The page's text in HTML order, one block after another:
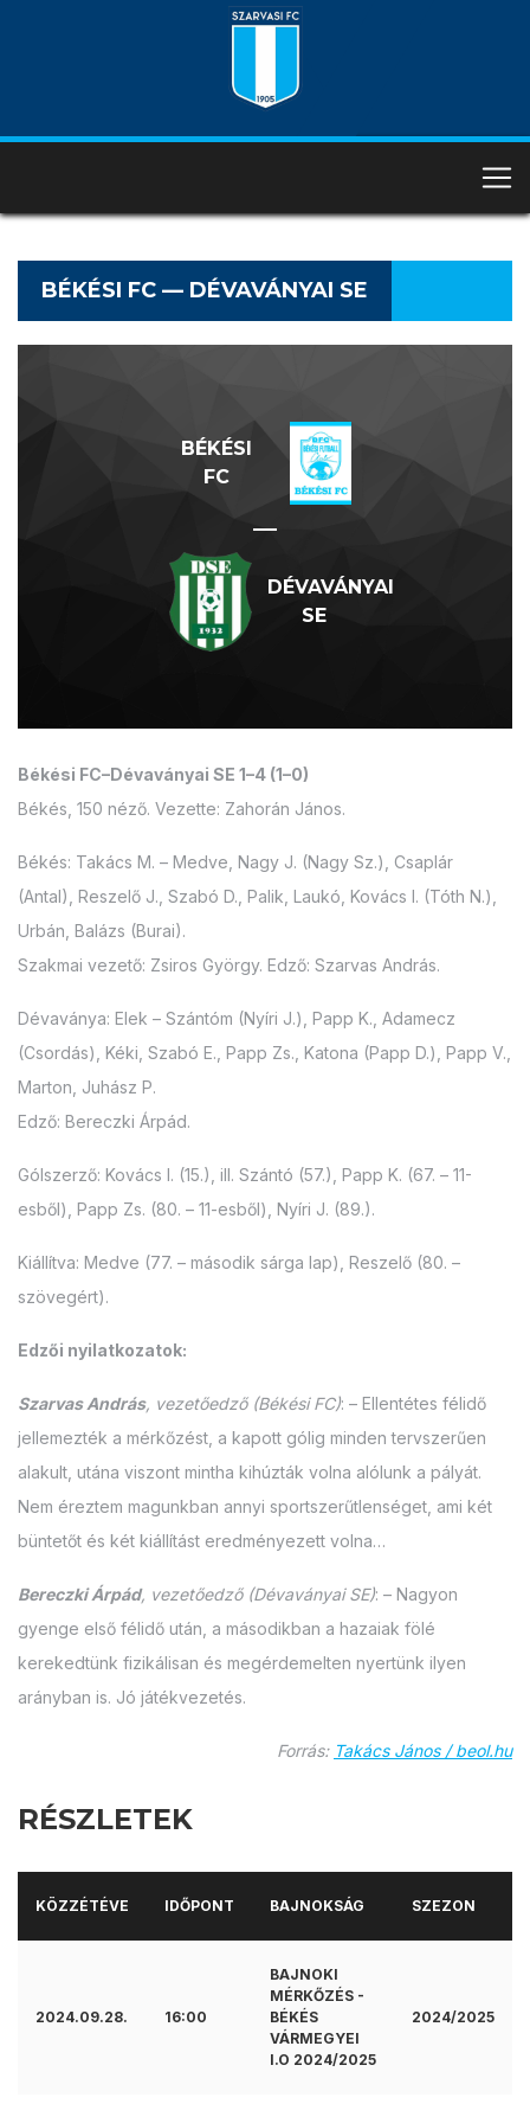
BÉKÉSI FC — DÉVAVÁNYAI SE
BÉKÉSI
FC
—
DÉVAVÁNYAI
SE
Békési FC–Dévaványai SE 1–4 (1–0)
Békés, 150 néző. Vezette: Zahorán János.
Békés: Takács M. – Medve, Nagy J. (Nagy Sz.), Csaplár
(Antal), Reszelő J., Szabó D., Palik, Laukó, Kovács I. (Tóth N.),
Urbán, Balázs (Burai).
Szakmai vezető: Zsiros György. Edző: Szarvas András.
Dévaványa: Elek – Szántóm (Nyíri J.), Papp K., Adamecz
(Csordás), Kéki, Szabó E., Papp Zs., Katona (Papp D.), Papp V.,
Marton, Juhász P.
Edző: Bereczki Árpád.
Gólszerző: Kovács I. (15.), ill. Szántó (57.), Papp K. (67. – 11-
esből), Papp Zs. (80. – 11-esből), Nyíri J. (89.).
Kiállítva: Medve (77. – második sárga lap), Reszelő (80. –
szövegért).
Edzői nyilatkozatok:
Szarvas András, vezetőedző (Békési FC): – Ellentétes félidő
jellemezték a mérkőzést, a kapott gólig minden tervszerűen
alakult, utána viszont mintha kihúzták volna alólunk a pályát.
Nem éreztem magunkban annyi sportszerűtlenséget, ami két
büntetőt és két kiállítást eredményezett volna…
Bereczki Árpád, vezetőedző (Dévaványai SE): – Nagyon
gyenge első félidő után, a másodikban a hazaiak fölé
kerekedtünk fizikálisan és megérdemelten nyertünk ilyen
arányban is. Jó játékvezetés.
Forrás: Takács János / beol.hu
RÉSZLETEK
KÖZZÉTÉVE IDŐPONT BAJNOKSÁG SZEZON
2024.09.28. 16:00
BAJNOKI
MÉRKŐZÉS -
BÉKÉS
VÁRMEGYEI
I.O 2024/2025
2024/2025